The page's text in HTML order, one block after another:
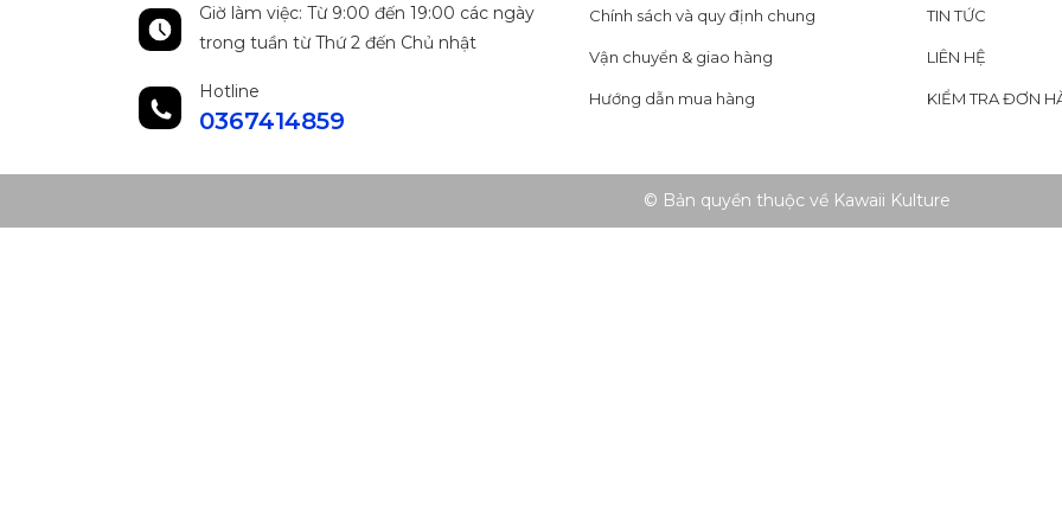
Giờ làm việc: Từ 9:00 đến 19:00 các ngày
trong tuần từ Thứ 2 đến Chủ nhật
Hotline
0367414859
Chính sách và quy định chung
Vận chuyển & giao hàng
Hướng dẫn mua hàng
TIN TỨC
LIÊN HỆ
KIỂM TRA ĐƠN
© Bản quyền thuộc về Kawaii Kulture